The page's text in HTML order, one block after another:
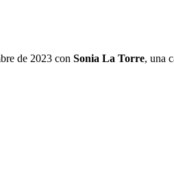
de 2023 con Sonia La Torre, una